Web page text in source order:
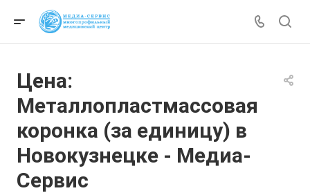
Цена:
Металлопластмассовая
коронка (за единицу) в
Новокузнецке - Медиа-
Сервис